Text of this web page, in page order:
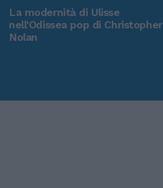
La modernità di Ulisse
nell'Odissea pop di Christopher
Nolan